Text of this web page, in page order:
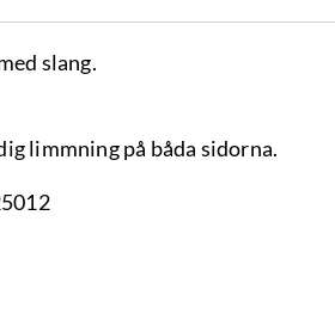
slang.
limmning på båda sidorna.